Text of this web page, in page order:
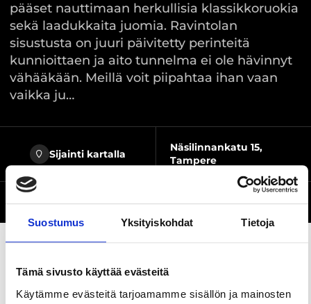
Suostumus Yksityiskohdat Tietoja
Tämä sivusto käyttää evästeitä
Käytämme evästeitä tarjoamamme sisällön ja mainosten
pääset nauttimaan herkullisia klassikkoruokia
sekä laadukkaita juomia. Ravintolan
sisustusta on juuri päivitetty perinteitä
kunnioittaen ja aito tunnelma ei ole hävinnyt
vähääkään. Meillä voit piipahtaa ihan vaan
vaikka ju…
Sijainti kartalla
Näsilinnankatu 15,
Tampere
Verkkosivusto